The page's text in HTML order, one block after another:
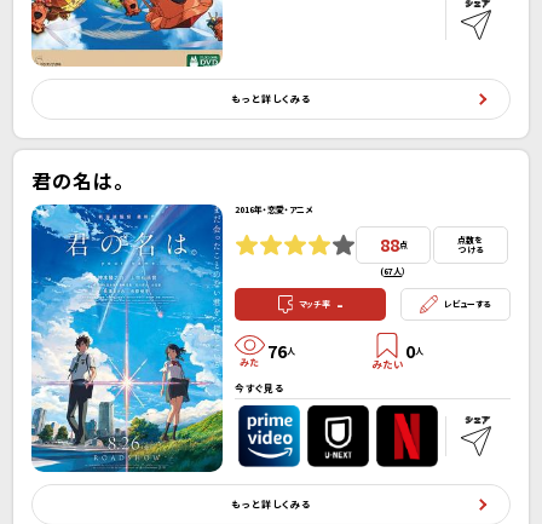
もっと詳しくみる
君の名は。
2016年・恋愛・アニメ
88点
(67人）
点数を
つける
マッチ率 - レビューする
76人 0人
今すぐ見る
もっと詳しくみる